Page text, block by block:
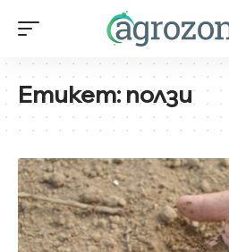
Етикет:ползи